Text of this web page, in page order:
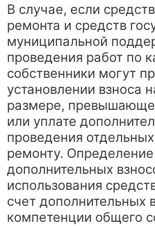
В случае, если
ремонта и средств
муниципальной
проведения работ по
собственники могут
установлении взноса
размере,
или уплате
проведения
ремонту.
дополнительных
использования
счет дополнительных
компетенции общего